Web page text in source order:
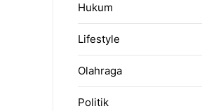
Hukum
Lifestyle
Olahraga
Politik